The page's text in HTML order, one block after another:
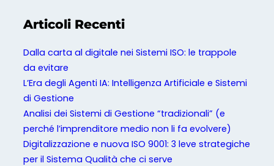
Articoli Recenti
Dalla carta al digitale nei Sistemi ISO: le trappole
da evitare
L’Era degli Agenti IA: Intelligenza Artificiale e Sistemi
di Gestione
Analisi dei Sistemi di Gestione “tradizionali” (e
perché l’imprenditore medio non li fa evolvere)
Digitalizzazione e nuova ISO 9001: 3 leve strategiche
per il Sistema Qualità che ci serve